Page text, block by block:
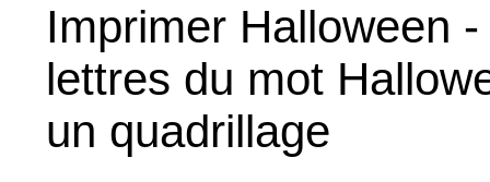
Imprimer Halloween
lettres du mot
un quadrillage